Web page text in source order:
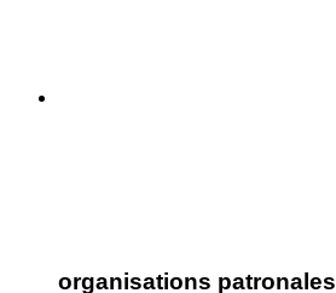
organisations patronales